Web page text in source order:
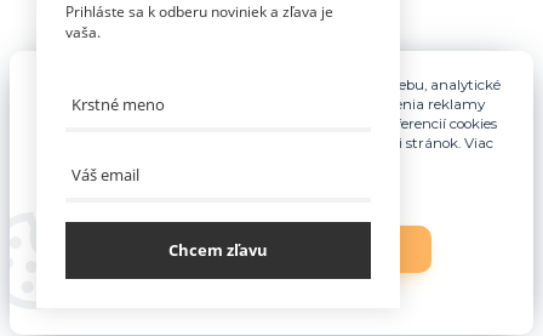
Tomáš Hula
Pre základnú funkčnosť, spríjemnenie používania webu, analytické
účely a v prípade udelenia súhlasu aj na účely cielenia reklamy
využívame súbory cookies. Nastavenie vlastných preferencií cookies
môžete kedykoľvek upraviť odkazom v spodnej časti stránok. Viac
Nastavenia
Prihláste sa k odberu noviniek a zľava je
vaša.
Chcem zľavu